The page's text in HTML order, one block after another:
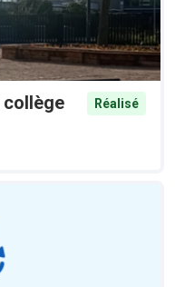
Réalisé